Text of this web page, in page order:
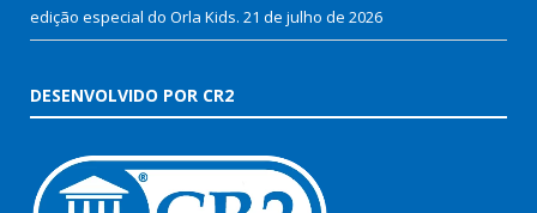
edição especial do Orla Kids. 21 de julho de 2026
DESENVOLVIDO POR CR2